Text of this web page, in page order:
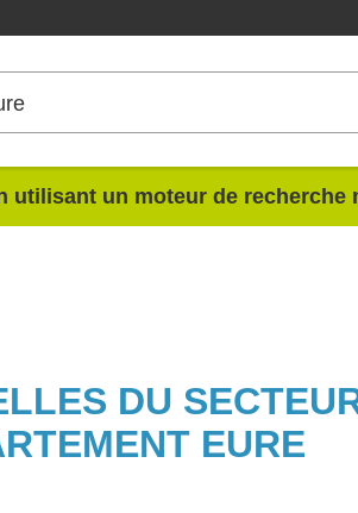
utilisant un moteur de recherche
DU
EURE